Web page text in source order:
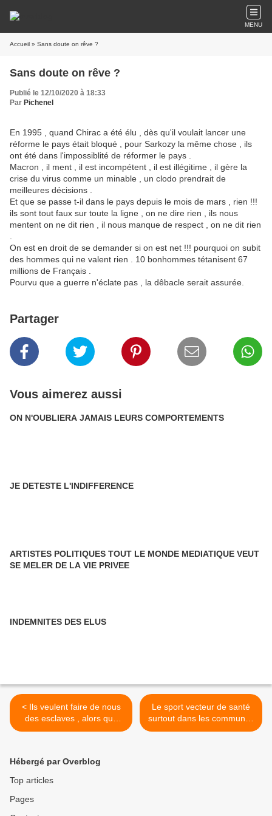
MENU
Accueil » Sans doute on rêve ?
Sans doute on rêve ?
Publié le 12/10/2020 à 18:33
Par Pichenel
En 1995 , quand Chirac a été élu , dès qu'il voulait lancer une
réforme le pays était bloqué , pour Sarkozy la même chose , ils
ont été dans l'impossiblité de réformer le pays .
Macron , il ment , il est incompétent , il est illégitime , il gère la
crise du virus comme un minable , un clodo prendrait de
meilleures décisions .
Et que se passe t-il dans le pays depuis le mois de mars , rien !!!
ils sont tout faux sur toute la ligne , on ne dire rien , ils nous
mentent on ne dit rien , il nous manque de respect , on ne dit rien
On est en droit de se demander si on est net !!! pourquoi on subit
des hommes qui ne valent rien . 10 bonhommes tétanisent 67
millions de Français .
Pourvu que a guerre n'éclate pas , la dêbacle serait assurée.
Partager
Vous aimerez aussi
ON N'OUBLIERA JAMAIS LEURS COMPORTEMENTS
JE DETESTE L'INDIFFERENCE
ARTISTES POLITIQUES TOUT LE MONDE MEDIATIQUE VEUT
SE MELER DE LA VIE PRIVEE
INDEMNITES DES ELUS
< Ils veulent faire de nous
des esclaves , alors que
nous sommes leurs
Le sport vecteur de santé
surtout dans les communes
et élément du lien social >
Hébergé par Overblog
Top articles
Pages